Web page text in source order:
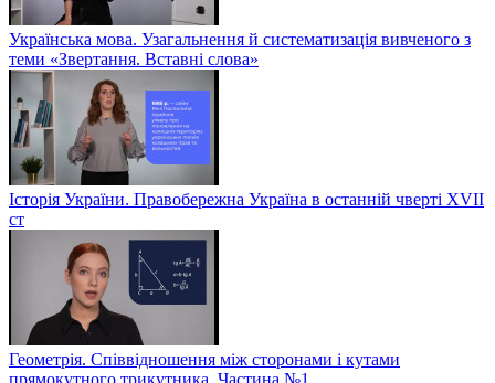
Українська мова. Узагальнення й систематизація вивченого з
теми «Звертання. Вставні слова»
Історія України. Правобережна Україна в останній чверті XVII
ст
Геометрія. Співвідношення між сторонами і кутами
прямокутного трикутника. Частина №1